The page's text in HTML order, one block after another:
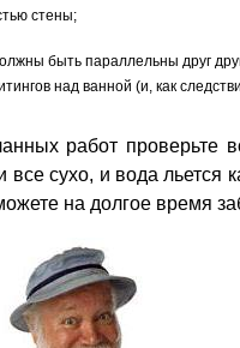
стены;
быть параллельны друг
над ванной (и, как
работ проверьте
все сухо, и вода льется
на долгое время